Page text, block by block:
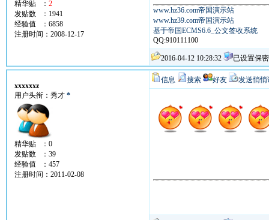
精华贴 ： 2
发贴数 ：1941
经验值 ：6858
注册时间：2008-12-17
www.hz36.com帝国演示站
www.hz39.com帝国演示站
基于帝国ECMS6.6_公文签收系统
QQ:910111100
2016-04-12 10:28:32 已设置保密
xxxxxxz
用户头衔：秀才 *
精华贴 ：0
发贴数 ：39
经验值 ：457
注册时间：2011-02-08
信息 搜索 好友 发送悄悄